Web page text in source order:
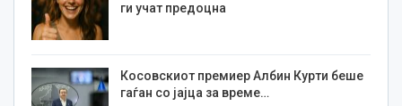
ги учат предоцна
Косовскиот премиер Албин Курти беше
гаѓан со јајца за време…